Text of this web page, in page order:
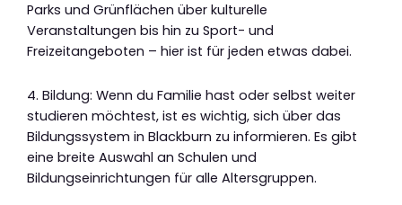
Parks und Grünflächen über kulturelle
Veranstaltungen bis hin zu Sport- und
Freizeitangeboten – hier ist für jeden etwas dabei.
4. Bildung: Wenn du Familie hast oder selbst weiter
studieren möchtest, ist es wichtig, sich über das
Bildungssystem in Blackburn zu informieren. Es gibt
eine breite Auswahl an Schulen und
Bildungseinrichtungen für alle Altersgruppen.